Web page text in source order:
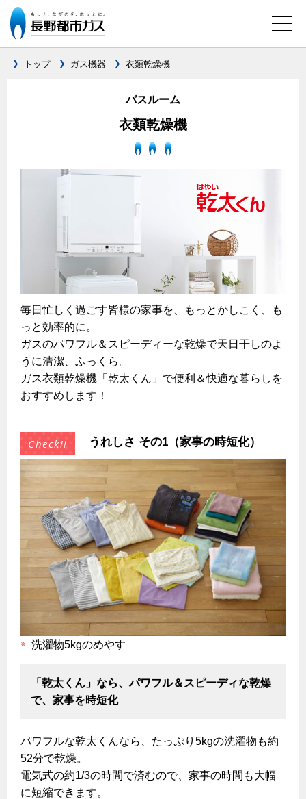
料金の計算方法
家庭用選択約款
口座振替によるお支払い
クレジットカードによるお支払い
払込書による窓口でのお支払い
払込書によるスマホアプリでのお支払い
検針について
原料費調整制度について
こんなときは
ガスくさいとき・警報器が鳴ったとき
ガスが出ないとき
ガスメーターの復帰方法
ガス器具が故障したとき
地震のとき
ガス給湯器・風呂釜の凍結予防方法
故障診断
ガス工事について
ガス工事に関する約款・委託要件・内管工事見積単価表
道路・敷地内で工事をされる皆さまへ
安全対策
ガスメーターの役割と安全機能
ガスコンロとIHクッキングヒーターの比較
快適性
経済性
ライフスタイルの変化に対応するエコジョーズ
経済性、環境性、創エネ
ライフステージ別に比較する
20代
30代
40代～50代
60代
プロパンガスから都市ガスへの切り替え
都市ガス切り替えのメリット
導入事例
都市ガス切り替え事例
キッチン
オススメの商品一覧
グリル活用法
コンロの取替えは
レンジフード
レンジフード
オーブン・炊飯器
オーブン
炊飯器
警報器
警報器
バスルーム
エコジョーズ
浴室暖房乾燥機・脱衣室
衣類乾燥機
ガスファンヒーター
ガス温水床暖房・ルームヒーター
トップ ガス機器 衣類乾燥機
バスルーム
衣類乾燥機
毎日忙しく過ごす皆様の家事を、もっとかしこく、も
っと効率的に。
ガスのパワフル＆スピーディーな乾燥で天日干しのよ
うに清潔、ふっくら。
ガス衣類乾燥機「乾太くん」で便利＆快適な暮らしを
おすすめします！
うれしさ その1（家事の時短化）
洗濯物5kgのめやす
「乾太くん」なら、パワフル＆スピーディな乾燥
で、家事を時短化
パワフルな乾太くんなら、たっぷり5kgの洗濯物も約
52分で乾燥。
電気式の約1/3の時間で済むので、家事の時間も大幅
に短縮できます。